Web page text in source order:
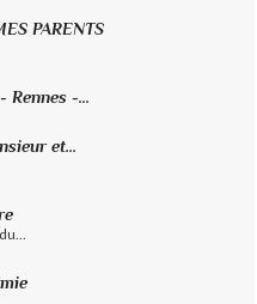
PARENTS
Rennes -...
et...